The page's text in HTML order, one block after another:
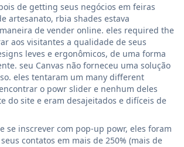
de getting seus negócios em feiras
artesanato, rbia shades estava
de vender online. eles required the
aos visitantes a qualidade de seus
leves e ergonômicos, de uma forma
seu Canvas não forneceu uma solução
eles tentaram um many different
o powr slider e nenhum deles
do site e eram desajeitados e difíceis de
se inscrever com pop-up powr, eles foram
contatos em mais de 250% (mais de